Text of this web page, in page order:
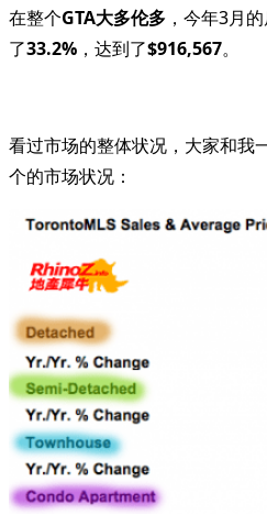
在整个GTA大多伦多 ，今年3月
了33.2% ，达到了$916,567。
看过市场的整体状况，大家和我
个的市场状况：